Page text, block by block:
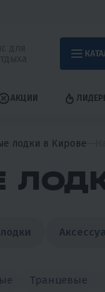
АКЦИИ
лодки в Кирове
Транцевые